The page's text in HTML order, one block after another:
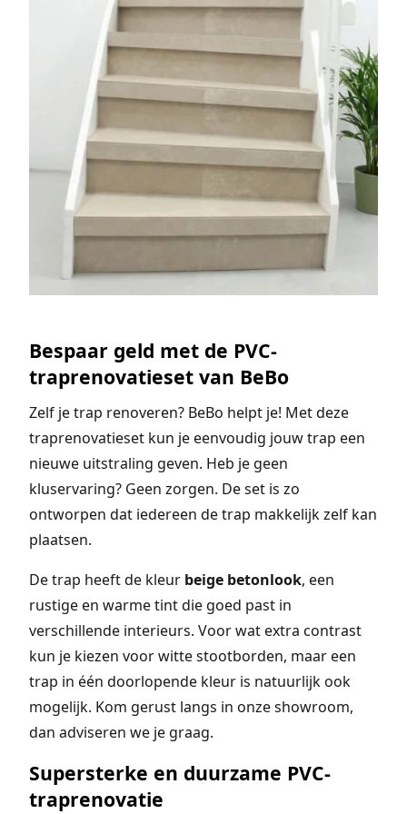
Bespaar geld met de PVC-
traprenovatieset van BeBo
Zelf je trap renoveren? BeBo helpt je! Met deze
traprenovatieset kun je eenvoudig jouw trap een
nieuwe uitstraling geven. Heb je geen
kluservaring? Geen zorgen. De set is zo
ontworpen dat iedereen de trap makkelijk zelf kan
plaatsen.
De trap heeft de kleur beige betonlook, een
rustige en warme tint die goed past in
verschillende interieurs. Voor wat extra contrast
kun je kiezen voor witte stootborden, maar een
trap in één doorlopende kleur is natuurlijk ook
mogelijk. Kom gerust langs in onze showroom,
dan adviseren we je graag.
Supersterke en duurzame PVC-
traprenovatie